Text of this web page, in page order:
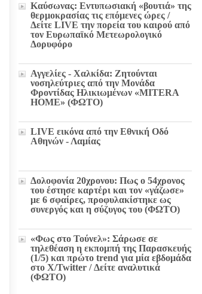
Καύσωνας: Εντυπωσιακή «βουτιά» της
θερμοκρασίας τις επόμενες ώρες /
Δείτε LIVE την πορεία του καιρού από
τον Ευρωπαϊκό Μετεωρολογικό
Δορυφόρο
Αγγελίες - Χαλκίδα: Ζητούνται
νοσηλεύτριες από την Μονάδα
Φροντίδας Ηλικιωμένων «MITERA
HOME» (ΦΩΤΟ)
LIVE εικόνα από την Εθνική Οδό
Αθηνών - Λαμίας
Δολοφονία 20χρονου: Πως ο 54χρονος
του έστησε καρτέρι και τον «γάζωσε»
με 6 σφαίρες, προφυλακίστηκε ως
συνεργός και η σύζυγος του (ΦΩΤΟ)
«Φως στο Τούνελ»: Σάρωσε σε
τηλεθέαση η εκπομπή της Παρασκευής
(1/5) και πρώτο trend για μία εβδομάδα
στο X/Twitter / Δείτε αναλυτικά
(ΦΩΤΟ)